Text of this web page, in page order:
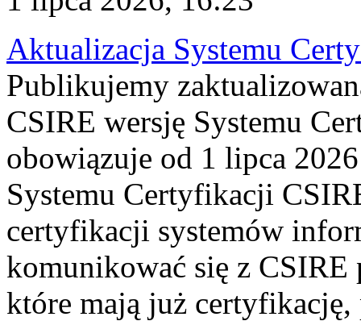
Aktualizacja Systemu
Publikujemy
CSIRE wersję Systemu
obowiązuje od 1 lipca
Systemu Certyfikacji
certyfikacji systemów
komunikować się z
które mają już